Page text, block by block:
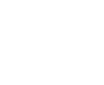
Russo e
di Banca
Allegra